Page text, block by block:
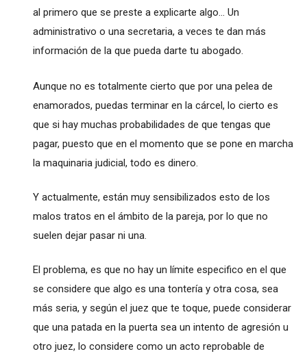
al primero que se preste a explicarte algo... Un
administrativo o una secretaria, a veces te dan más
información de la que pueda darte tu abogado.
Aunque no es totalmente cierto que por una pelea de
enamorados, puedas terminar en la cárcel, lo cierto es
que si hay muchas probabilidades de que tengas que
pagar, puesto que en el momento que se pone en marcha
la maquinaria judicial, todo es dinero.
Y actualmente, están muy sensibilizados esto de los
malos tratos en el ámbito de la pareja, por lo que no
suelen dejar pasar ni una.
El problema, es que no hay un límite especifico en el que
se considere que algo es una tontería y otra cosa, sea
más seria, y según el juez que te toque, puede considerar
que una patada en la puerta sea un intento de agresión u
otro juez, lo considere como un acto reprobable de